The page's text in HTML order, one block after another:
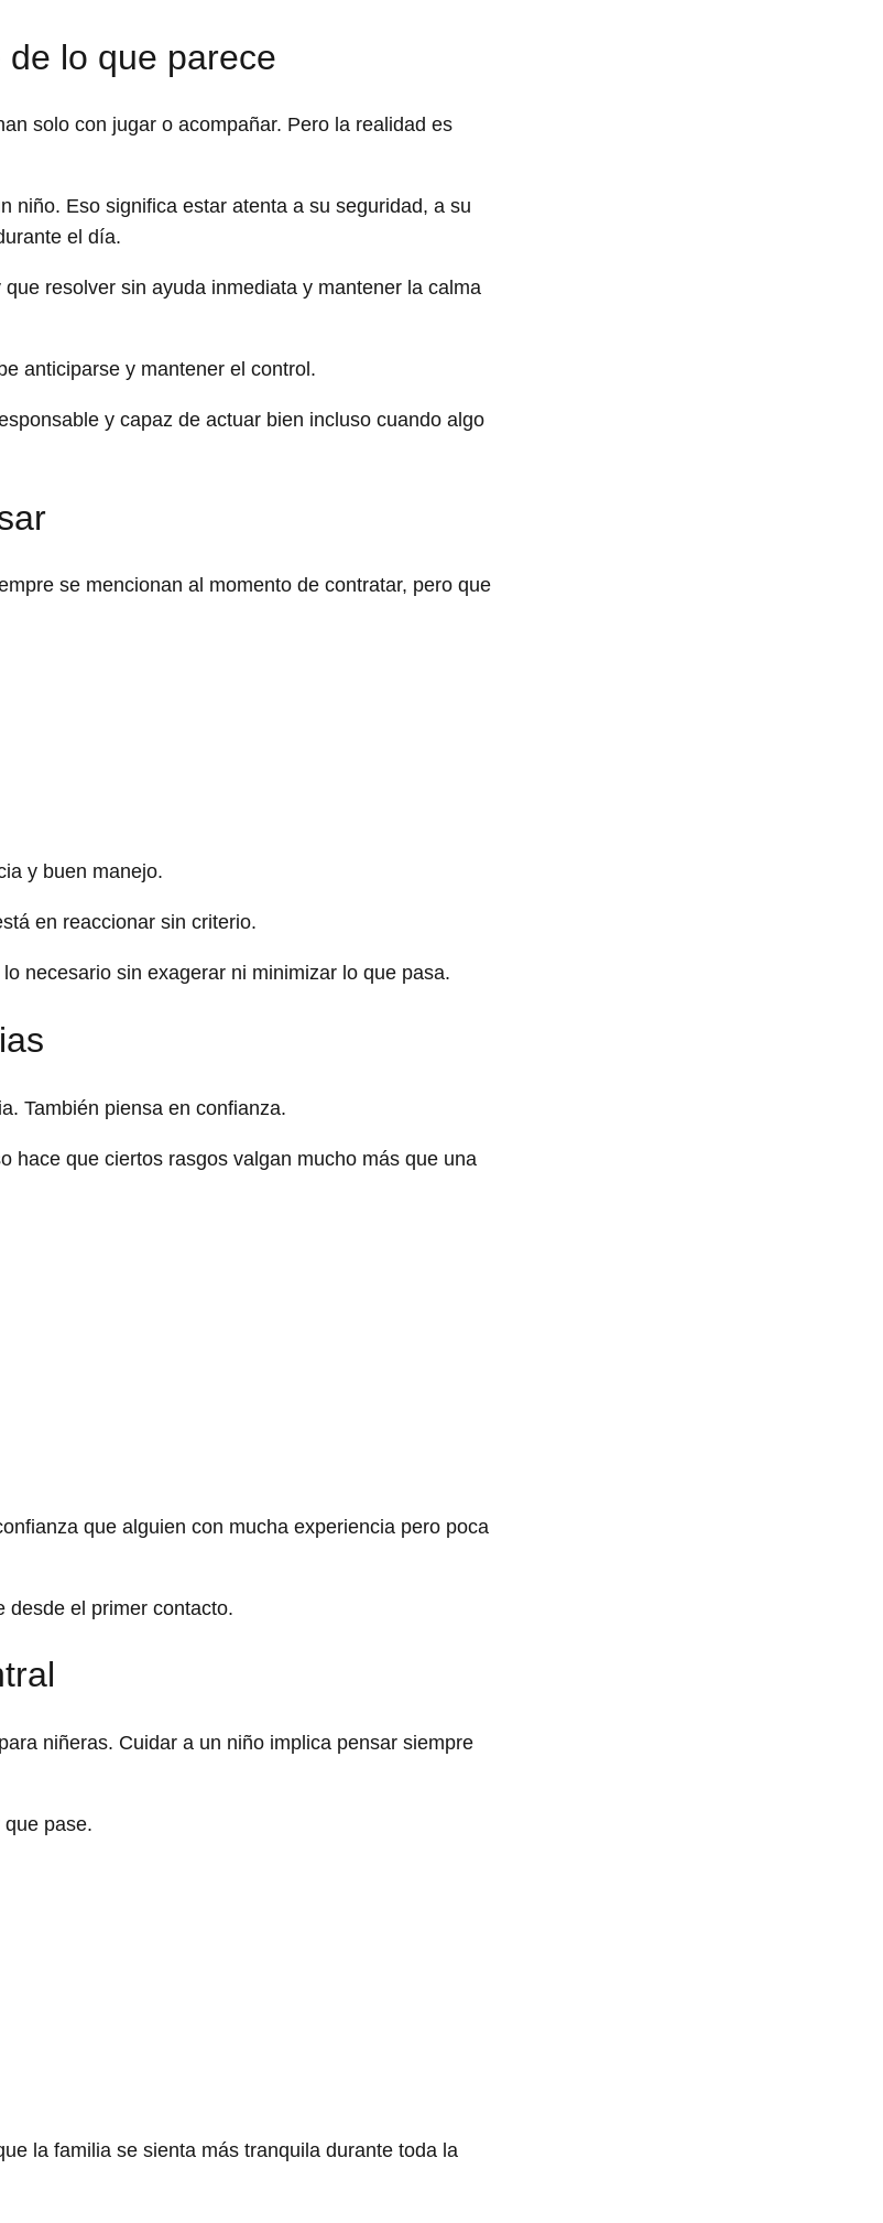
lo que parece
solo con jugar o acompañar. Pero la realidad es
niño. Eso significa estar atenta a su seguridad, a su
el día.
resolver sin ayuda inmediata y mantener la calma
anticiparse y mantener el control.
y capaz de actuar bien incluso cuando algo
se mencionan al momento de contratar, pero que
y buen manejo.
en reaccionar sin criterio.
necesario sin exagerar ni minimizar lo que pasa.
También piensa en confianza.
hace que ciertos rasgos valgan mucho más que una
que alguien con mucha experiencia pero poca
desde el primer contacto.
niñeras. Cuidar a un niño implica pensar siempre
pase.
la familia se sienta más tranquila durante toda la